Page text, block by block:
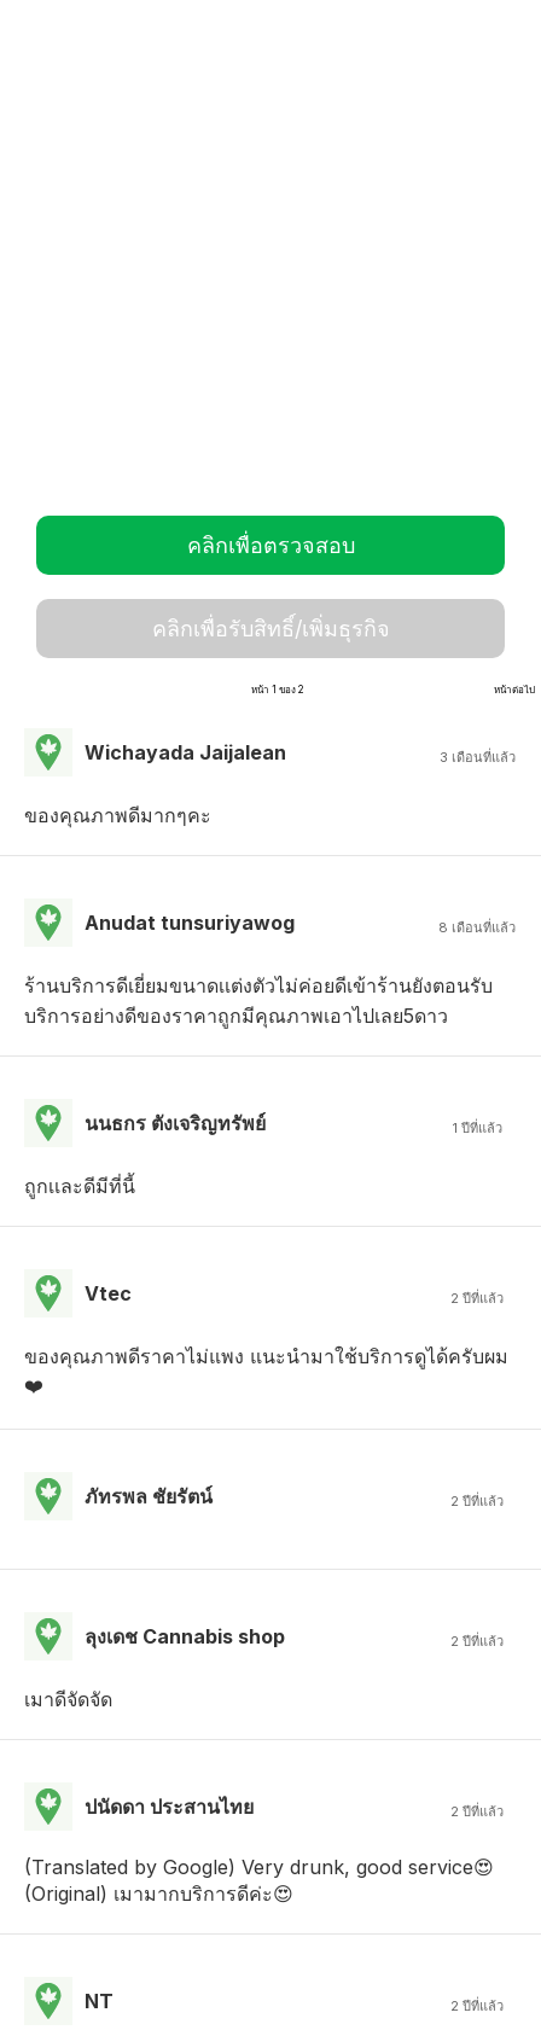
คลิกเพื่อตรวจสอบ
คลิกเพื่อรับสิทธิ์/เพิ่มธุรกิจ
หน้า 1 ของ 2 หน้าต่อไป
Wichayada Jaijalean 3 เดือนที่แล้ว
ของคุณภาพดีมากๆคะ
Anudat tunsuriyawog 8 เดือนที่แล้ว
ร้านบริการดีเยี่ยมขนาดเเต่งตัวไม่ค่อยดีเข้าร้านยังตอนรับ
บริการอย่างดีของราคาถูกมีคุณภาพเอาไปเลย5ดาว
นนธกร ตังเจริญทรัพย์ 1 ปีที่แล้ว
ถูกเเละดีมีที่นี้
Vtec 2 ปีที่แล้ว
ของคุณภาพดีราคาไม่แพง แนะนำมาใช้บริการดูได้ครับผม
❤️
ภัทรพล ชัยรัตน์ 2 ปีที่แล้ว
ลุงเดช Cannabis shop 2 ปีที่แล้ว
เมาดีจัดจัด
ปนัดดา ประสานไทย 2 ปีที่แล้ว
(Translated by Google) Very drunk, good service😍
(Original) เมามากบริการดีค่ะ😍
NT 2 ปีที่แล้ว